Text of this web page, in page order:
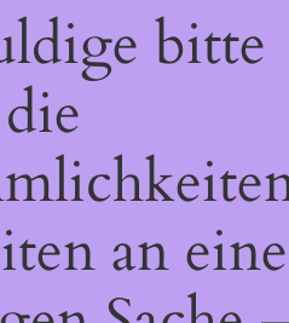
bitte
die
an